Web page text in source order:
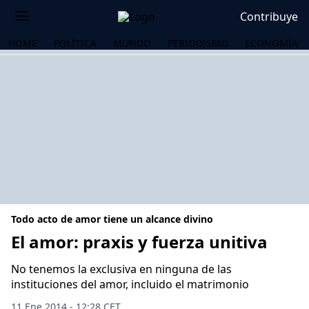
Contribuye
HOME POLÍTICA MUNDO PERIODISMO ECONOMÍA
Todo acto de amor tiene un alcance divino
El amor: praxis y fuerza unitiva
No tenemos la exclusiva en ninguna de las
instituciones del amor, incluido el matrimonio